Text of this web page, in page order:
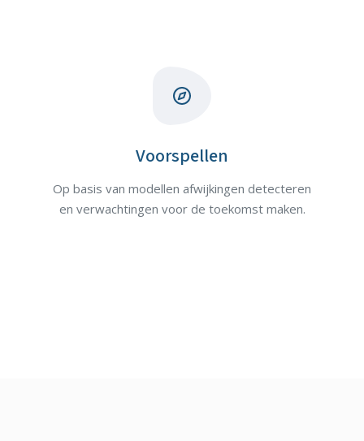
Voorspellen
Op basis van modellen afwijkingen detecteren
en verwachtingen voor de toekomst maken.